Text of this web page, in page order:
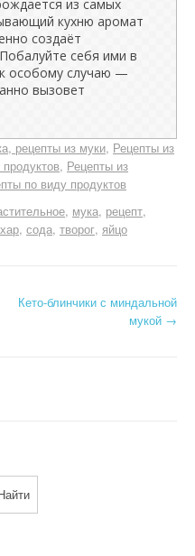
из самых
кухню аромат
создаёт
себя ими в
особому случаю —
вызовет
рецепты из муки Рецепты из
Рецепты из
по виду продуктов
мука рецепт
сода творог яйцо
Кето-блинчики с миндальной
мукой →